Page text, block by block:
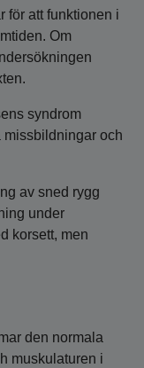
för att funktionen i
Om
syndrom
missbildningar och
av sned rygg
under
korsett, men
den normala
muskulaturen i